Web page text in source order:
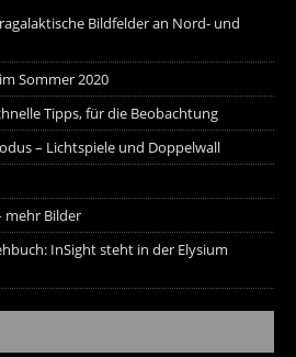
Bildfelder an Nord- und
Sommer 2020
Tipps, für die Beobachtung
– Lichtspiele und Doppelwall
mehr Bilder
InSight steht in der Elysium